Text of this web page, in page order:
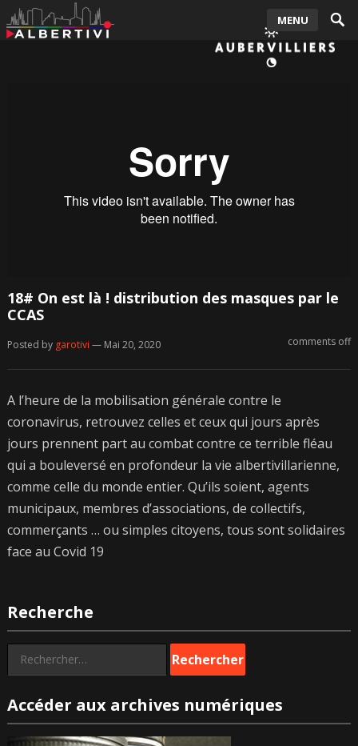
MENU
18# On est là ! distribution des masques par le
CCAS
Posted by garotivi — Mai 20, 2020 comments off
A l’heure de la mobilisation générale contre le
coronavirus, retrouvez celles et ceux qui jours après
jours prennent part au combat contre ce terrible fléau
qui a bouleversé en profondeur la vie albertivillarienne,
comme celle du monde entier. Qu’ils soient, agents
municipaux, membres d’associations, de collectifs,
commerçants … ou simples citoyens, tous sont solidaires
face au Covid 19
Recherche
Rechercher :
Accéder aux archives numériques